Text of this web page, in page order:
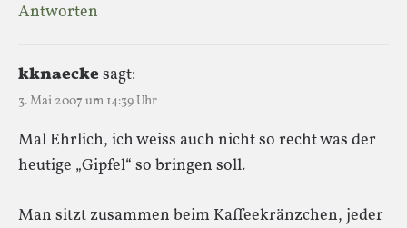
Antworten
kknaeckesagt:
3. Mai 2007 um 14:39 Uhr
Mal Ehrlich, ich weiss auch nicht so recht was der
heutige „Gipfel“ so bringen soll.
Man sitzt zusammen beim Kaffeekränzchen, jeder